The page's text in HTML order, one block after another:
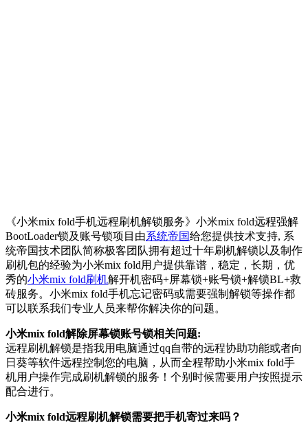
《小米mix fold手机远程刷机解锁服务》小米mix fold远程强解
BootLoader锁及账号锁项目由系统帝国给您提供技术支持, 系
统帝国技术团队简称极客团队拥有超过十年刷机解锁以及制作
刷机包的经验为小米mix fold用户提供靠谱，稳定，长期，优
秀的小米mix fold刷机解开机密码+屏幕锁+账号锁+解锁BL+救
砖服务。小米mix fold手机忘记密码或需要强制解锁等操作都
可以联系我们专业人员来帮你解决你的问题。
小米mix fold解除屏幕锁账号锁相关问题:
远程刷机解锁是指我用电脑通过qq自带的远程协助功能或者向
日葵等软件远程控制您的电脑，从而全程帮助小米mix fold手
机用户操作完成刷机解锁的服务！个别时候需要用户按照提示
配合进行。
小米mix fold远程刷机解锁需要把手机寄过来吗？